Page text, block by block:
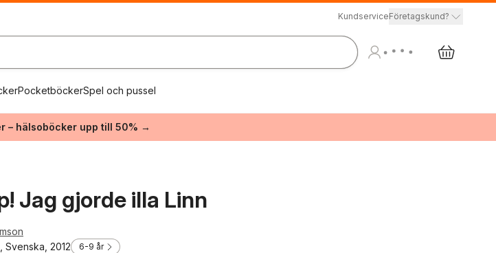
KundserviceFöretagskund?
PocketböckerSpel och pussel
– hälsoböcker upp till 50% →
Jag gjorde illa Linn
Svenska, 2012
6-9 år